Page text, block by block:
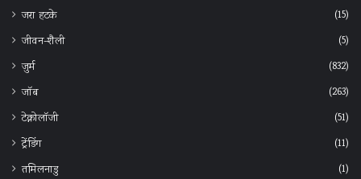
जरा हटके
(15)
जीवन-शैली
(5)
जुर्म
(832)
जॉब
(263)
टेक्नोलॉजी
(51)
ट्रेंडिंग
(11)
तमिलनाडु
(1)